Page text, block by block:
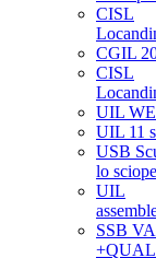
CISL
CGIL
CISL
UIL
UIL 11
USB
lo
UIL
SSB